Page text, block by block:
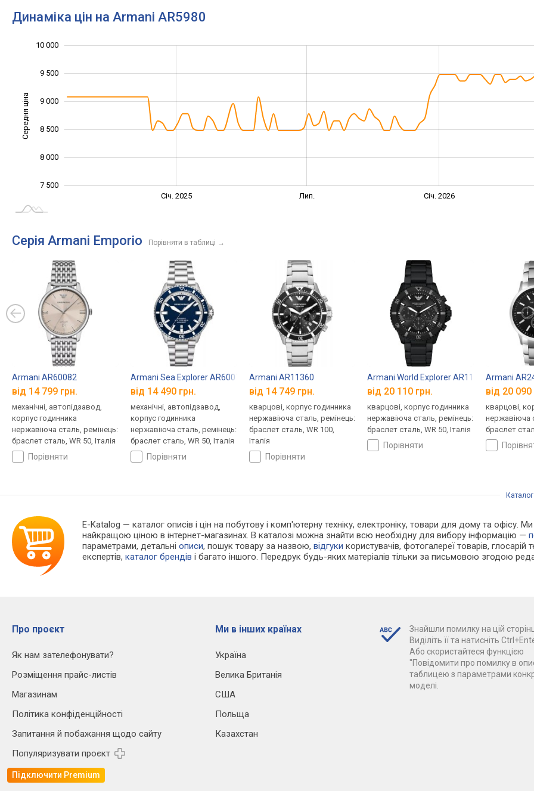
Динаміка цін на Armani AR5980
Середня ціна
7 500
8 000
8 500
9 000
9 500
10 000
Січ. 2025 Лип. Січ. 2026
Серія Armani Emporio Порівняти в таблиці →
Armani AR60082
від 14 799 грн.
механічні, автопідзавод,
корпус годинника
нержавіюча сталь, ремінець:
браслет сталь, WR 50, Італія
порівняти
Armani Sea Explorer AR60079
від 14 490 грн.
механічні, автопідзавод,
корпус годинника
нержавіюча сталь, ремінець:
браслет сталь, WR 50, Італія
порівняти
Armani AR11360
від 14 749 грн.
кварцові, корпус годинника
нержавіюча сталь, ремінець:
браслет сталь, WR 100,
Італія
порівняти
Armani World Explorer AR11784
від 20 110 грн.
кварцові, корпус годинника
нержавіюча сталь, ремінець:
браслет сталь, WR 50, Італія
порівняти
Armani
від 20 090
кварцові,
нержавіюча
браслет
Каталог
E-Katalog — каталог описів і цін на побутову і комп'ютерну техніку, електроніку, товари для дому та офісу.
найкращою ціною в інтернет-магазинах. В каталозі можна знайти всю необхідну для вибору інформацію —
параметрами, детальніописи, пошук товару за назвою,відгуки користувачів, фотогалереї товарів, глосарій
експертів,каталог брендів і багато іншого. Передрук будь-яких матеріалів тільки за письмовою згодою
Про проєкт
Як нам зателефонувати?
Розміщення прайс-листів
Магазинам
Політика конфіденційності
Запитання й побажання щодо сайту
Популяризувати проєкт
Підключити Premium
Ми в інших країнах
Україна
Велика Британія
США
Польща
Казахстан
Знайшли помилку на цій
Виділіть її та натисніть
Або скористайтеся функцією
"Повідомити про помилку в
таблицею з параметрами
моделі.